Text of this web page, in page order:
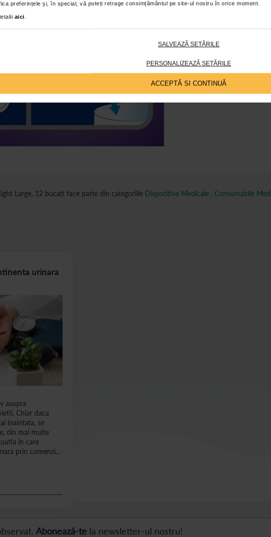
preferințele și, în special, vă puteți retrage consimțământul pe site-ul nostru în orice moment.
aici
SALVEAZĂ SETĂRILE
PERSONALIZEAZĂ SETĂRILE
ACCEPTĂ SI CONTINUĂ
Large, 12 bucati face parte din categoriile Dispozitive Medicale , Consumabile
urinara
asupra
Chiar daca
inaintata, se
din mai multe
in care
prin comenzi
Abonează-te la newsletter-ul nostru!